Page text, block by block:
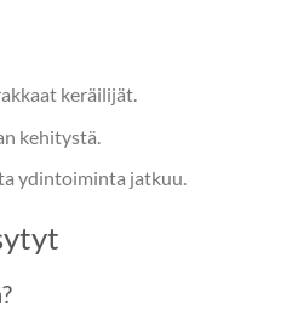
keräilijät.
kehitystä.
ydintoiminta jatkuu.